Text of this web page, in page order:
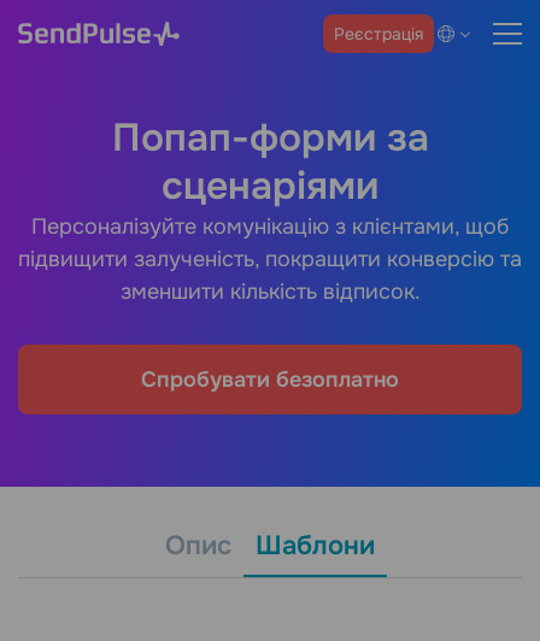
Реєстрація
Попап-форми за
сценаріями
Персоналізуйте комунікацію з клієнтами, щоб
підвищити залученість, покращити конверсію та
зменшити кількість відписок.
Спробувати безоплатно
Опис Шаблони